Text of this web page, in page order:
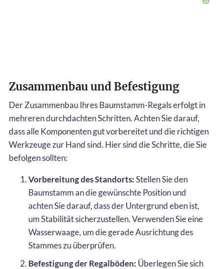
Zusammenbau und Befestigung
Der Zusammenbau Ihres Baumstamm-Regals erfolgt in
mehreren durchdachten Schritten. Achten Sie darauf,
dass alle Komponenten gut vorbereitet und die richtigen
Werkzeuge zur Hand sind. Hier sind die Schritte, die Sie
befolgen sollten:
Vorbereitung des Standorts:Stellen Sie den
Baumstamm an die gewünschte Position und
achten Sie darauf, dass der Untergrund eben ist,
um Stabilität sicherzustellen. Verwenden Sie eine
Wasserwaage, um die gerade Ausrichtung des
Stammes zu überprüfen.
Befestigung der Regalböden: Überlegen Sie sich